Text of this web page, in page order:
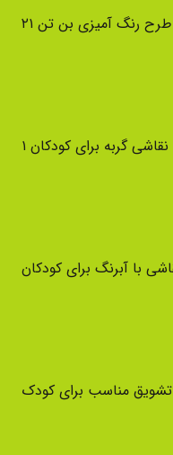
طرح رنگ آمیزی بن تن ۲۱
نقاشی گربه برای کودکان ۱
با آبرنگ برای کودکان
مناسب برای کودک